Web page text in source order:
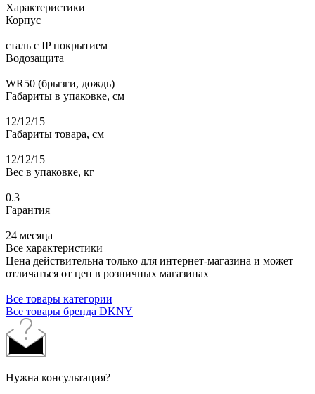
Характеристики
Корпус
—
сталь с IP покрытием
Водозащита
—
WR50 (брызги, дождь)
Габариты в упаковке, см
—
12/12/15
Габариты товара, см
—
12/12/15
Вес в упаковке, кг
—
0.3
Гарантия
—
24 месяца
Все характеристики
Цена действительна только для интернет-магазина и может
отличаться от цен в розничных магазинах
Все товары категории
Все товары бренда DKNY
Нужна консультация?